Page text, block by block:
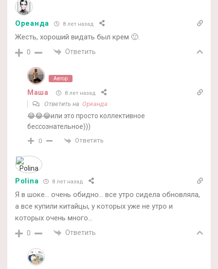
Ореанда 8 лет назад
Жесть, хороший видать был крем 🙂.
0 Ответить
Автор
Маша 8 лет назад
Ответить на Ореанда
😂😂😂или это просто коллективное
бессознательное)))
0 Ответить
Polina 8 лет назад
Я в шоке… очень обидно… все утро сидела обновляла,
а все купили китайцы, у которых уже не утро и
которых очень много…
0 Ответить